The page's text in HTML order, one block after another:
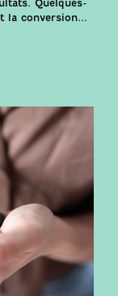
Quelques-
la conversion...